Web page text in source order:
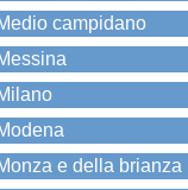
campidano
e della brianza